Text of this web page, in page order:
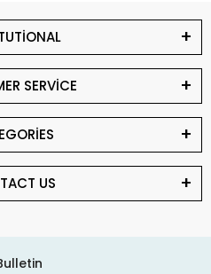
SERVİCE
US